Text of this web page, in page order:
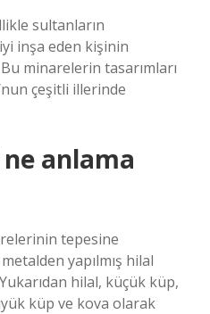
sultanların
inşa eden kişinin
minarelerin tasarımları
çeşitli illerinde
anlama
tepesine
yapılmış hilal
hilal, küçük küp,
küp ve kova olarak